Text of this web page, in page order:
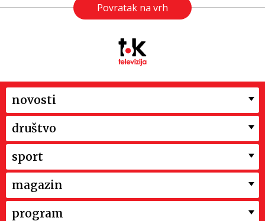
Povratak na vrh
novosti
društvo
sport
magazin
program